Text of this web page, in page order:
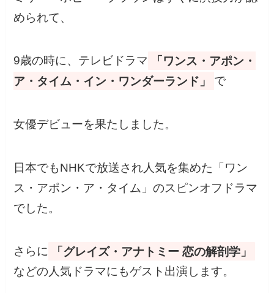
められて、
9歳の時に、テレビドラマ
「ワンス・アポン・
ア・タイム・イン・ワンダーランド」
で
女優デビューを果たしました。
日本でもNHKで放送され人気を集めた「ワン
ス・アポン・ア・タイム」のスピンオフドラマ
でした。
さらに
「グレイズ・アナトミー 恋の解剖学」
などの人気ドラマにもゲスト出演します。